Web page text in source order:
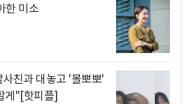
한 미소
사친과 대놓고 '볼뽀뽀'
게"[핫피플]